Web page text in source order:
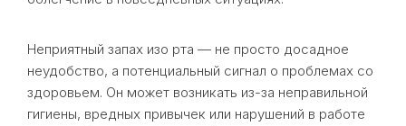
Неприятный запах изо рта — не просто досадное
неудобство, а потенциальный сигнал о проблемах со
здоровьем. Он может возникать из-за неправильной
гигиены, вредных привычек или нарушений в работе